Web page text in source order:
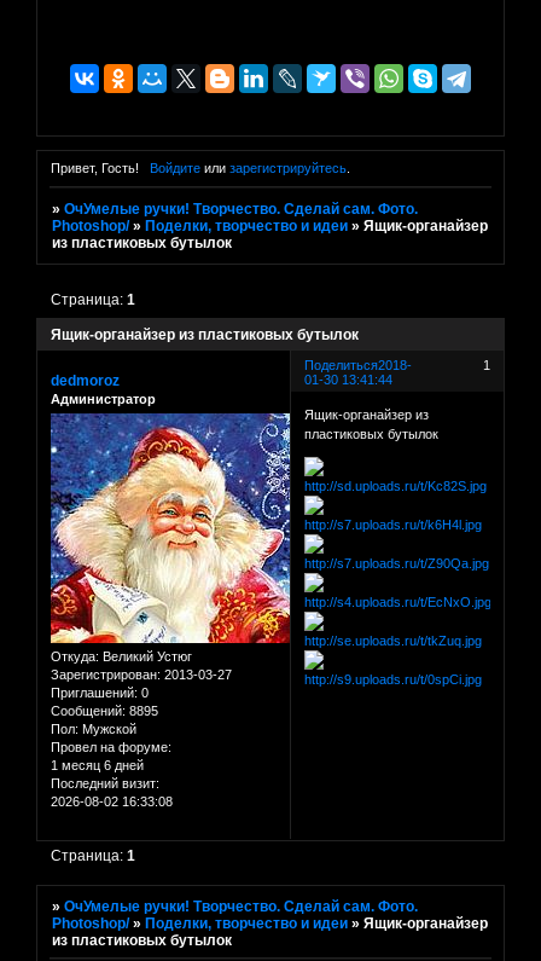
Привет, Гость! Войдитеили зарегистрируйтесь.
»ОчУмелые ручки! Творчество. Сделай сам. Фото.
Photoshop/ » Поделки, творчество и идеи »Ящик-органайзер
из пластиковых бутылок
Ящик-органайзер из пластиковых бутылок
Страница:1
Поделиться 1
2018-
01-30 13:41:44
dedmoroz
Администратор
Откуда: Великий Устюг
Зарегистрирован: 2013-03-27
Приглашений: 0
Сообщений: 8895
Пол: Мужской
Провел на форуме:
1 месяц 6 дней
Последний визит:
2026-08-02 16:33:08
Ящик-органайзер из
пластиковых бутылок
Страница:1
»ОчУмелые ручки! Творчество. Сделай сам. Фото.
Photoshop/ »Поделки, творчество и идеи »Ящик-органайзер
из пластиковых бутылок